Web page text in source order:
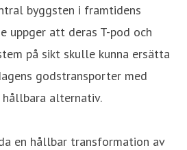
byggsten i framtidens
uppger att deras T-pod och
på sikt skulle kunna ersätta
godstransporter med
alternativ.
en hållbar transformation av